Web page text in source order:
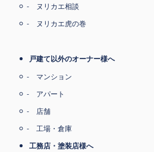
ヌリカエ相談
ヌリカエ虎の巻
戸建て以外のオーナー様へ
マンション
アパート
店舗
工場・倉庫
工務店・塗装店様へ